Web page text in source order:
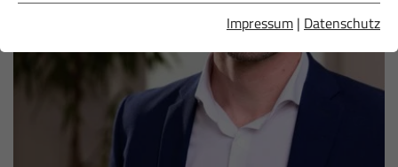
Impressum | Datenschutz